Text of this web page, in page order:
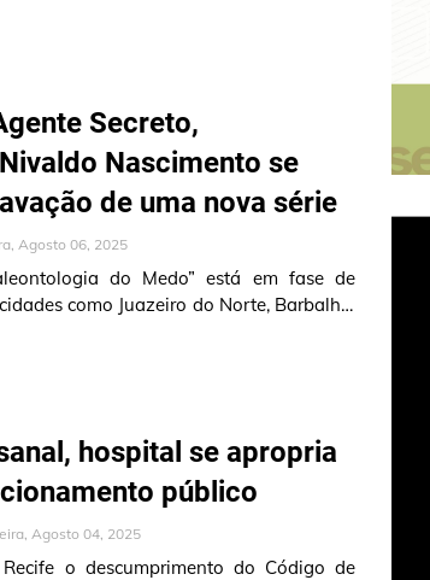
Secreto,
Nascimento se
de uma nova série
Agosto 06, 2025
do Medo” está em fase de
como Juazeiro do Norte, Barbalha,
hospital se apropria
público
Agosto 04, 2025
o descumprimento do Código de